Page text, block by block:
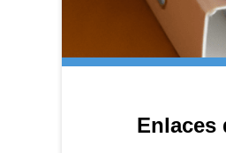
Enlaces